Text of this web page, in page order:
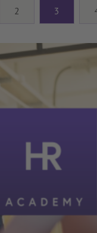
2 3